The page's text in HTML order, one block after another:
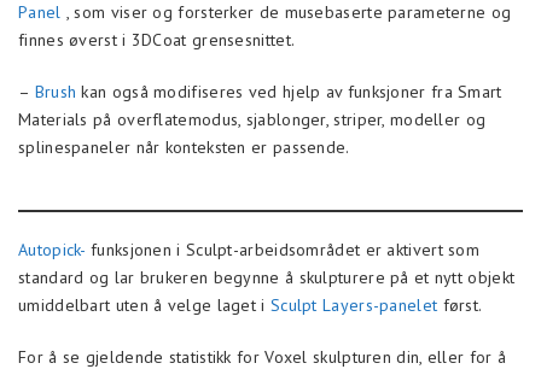
Panel , som viser og forsterker de musebaserte parameterne og
finnes øverst i 3DCoat grensesnittet.
– Brush kan også modifiseres ved hjelp av funksjoner fra Smart
Materials på overflatemodus, sjablonger, striper, modeller og
splinespaneler når konteksten er passende.
Autopick- funksjonen i Sculpt-arbeidsområdet er aktivert som
standard og lar brukeren begynne å skulpturere på et nytt objekt
umiddelbart uten å velge laget i Sculpt Layers-panelet først.
For å se gjeldende statistikk for Voxel skulpturen din, eller for å